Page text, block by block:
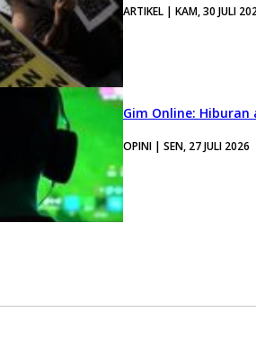
ARTIKEL | KAM, 30 JULI
Gim Online:
OPINI | SEN, 27 JULI 2026